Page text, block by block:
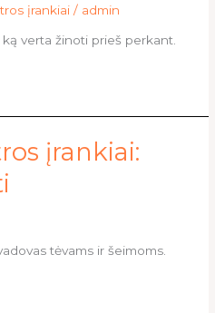
įrankiai / admin
verta žinoti prieš perkant.
įrankiai:
tėvams ir šeimoms.